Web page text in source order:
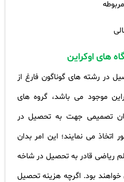
های اوکراین
در رشته های گوناگون فارغ از
موجود می باشد، گروه های
تصمیمی جهت به تحصیل در
اتخاذ می نمایند؛ این امر بدان
ریاضی قادر به تحصیل در شاخه
بود. اگرچه هزینه تحصیل